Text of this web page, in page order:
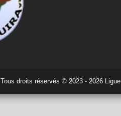
Tous droits réservés © 2023 - 2026